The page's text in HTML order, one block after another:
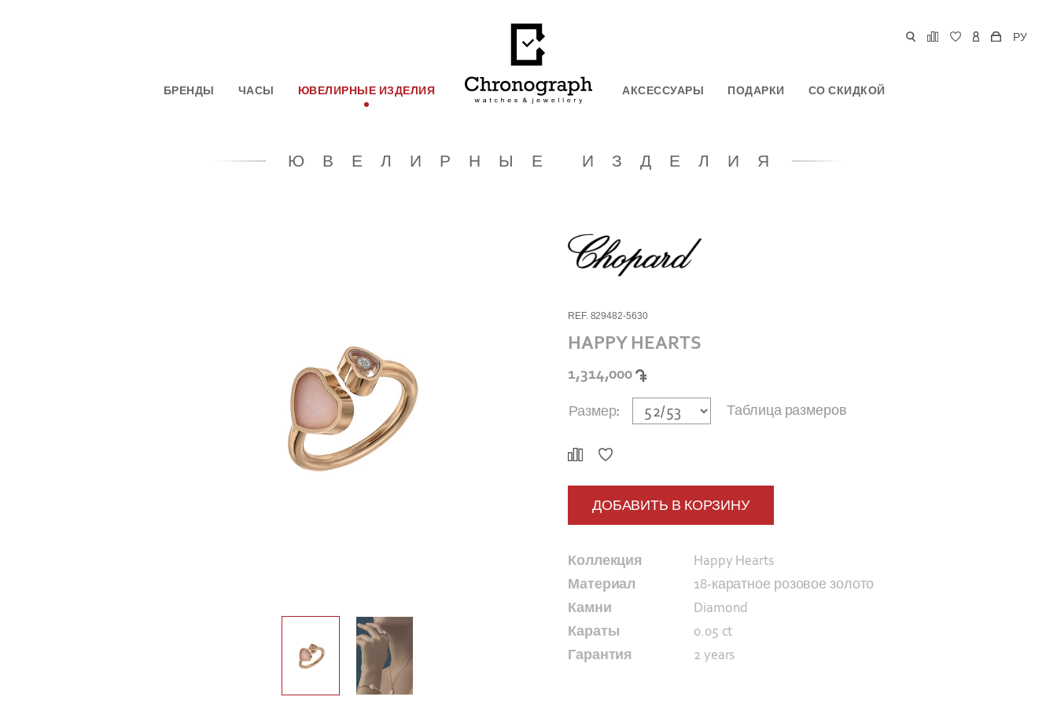
РУ
БРЕНДЫ ЧАСЫ ЮВЕЛИРНЫЕ ИЗДЕЛИЯ АКСЕССУАРЫ ПОДАРКИ СО СКИДКОЙ
ЮВЕЛИРНЫЕ ИЗДЕЛИЯ
REF. 829482-5630
HAPPY HEARTS
1,314,000
Размер: Таблица размеров
ДОБАВИТЬ В КОРЗИНУ
Коллекция
Happy Hearts
Материал
18-каратное розовое золото
Камни
Diamond
Караты
0.05 ct
Гарантия
2 years